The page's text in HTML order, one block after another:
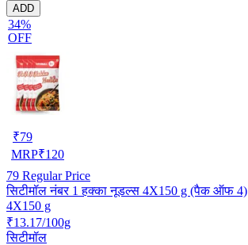
ADD
34%
OFF
₹79
MRP₹120
79 Regular Price
सिटीमॉल नंबर 1 हक्का नूडल्स 4X150 g (पैक ऑफ 4)
4X150 g
₹13.17/100g
सिटीमॉल